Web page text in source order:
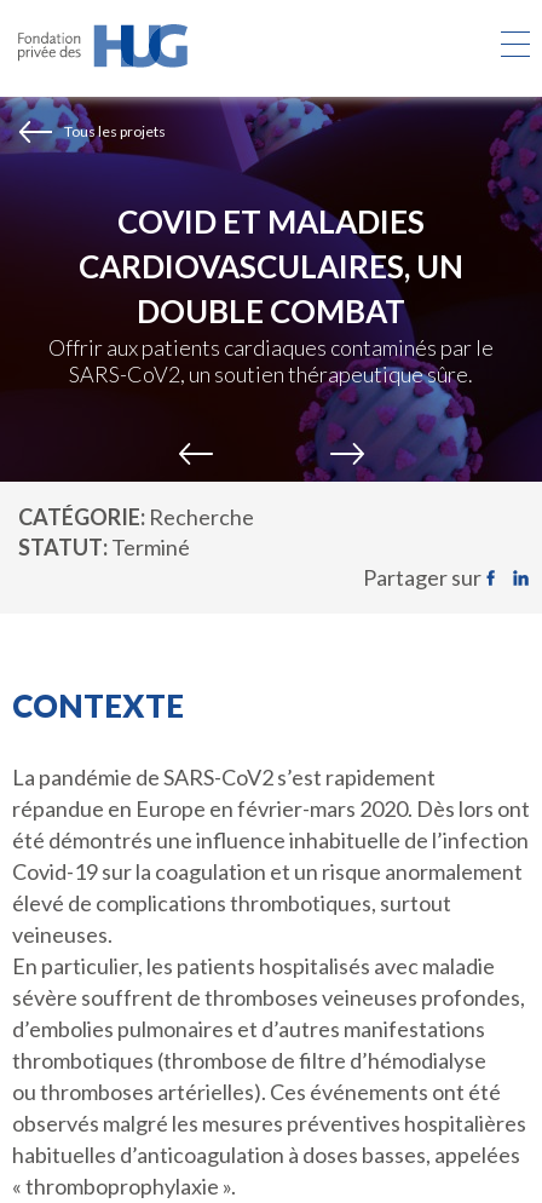
contenu
Tous les projets
COVID ET MALADIES
CARDIOVASCULAIRES, UN
DOUBLE COMBAT
Offrir aux patients cardiaques contaminés par le
SARS-CoV2, un soutien thérapeutique sûre.
CATÉGORIE Recherche
STATUT Terminé
Partager sur
CONTEXTE
La pandémie de SARS-CoV2 s’est rapidement
répandue en Europe en février-mars 2020. Dès lors ont
été démontrés une influence inhabituelle de l’infection
Covid-19 sur la coagulation et un risque anormalement
élevé de complications thrombotiques, surtout
veineuses.
En particulier, les patients hospitalisés avec maladie
sévère souffrent de thromboses veineuses profondes,
d’embolies pulmonaires et d’autres manifestations
thrombotiques (thrombose de filtre d’hémodialyse
ou thromboses artérielles). Ces événements ont été
observés malgré les mesures préventives hospitalières
habituelles d’anticoagulation à doses basses, appelées
« thromboprophylaxie ».